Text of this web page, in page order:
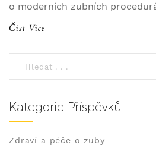
o moderních zubních
Číst Více
Kategorie Příspěvků
Zdraví a péče o zuby